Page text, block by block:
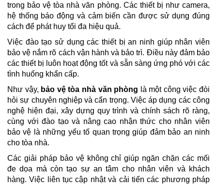
trong bảo vệ tòa nhà văn phòng. Các thiết bị như camera,
hệ thống báo động và cảm biến cần được sử dụng đúng
cách để phát huy tối đa hiệu quả.
Việc đào tạo sử dụng các thiết bị an ninh giúp nhân viên
bảo vệ nắm rõ cách vận hành và bảo trì. Điều này đảm bảo
các thiết bị luôn hoạt động tốt và sẵn sàng ứng phó với các
tình huống khẩn cấp.
Như vậy, bảo vệ tòa nhà văn phòng là một công việc đòi
hỏi sự chuyên nghiệp và cẩn trọng. Việc áp dụng các công
nghệ hiện đại, xây dựng quy trình và chính sách rõ ràng,
cùng với đào tạo và nâng cao nhận thức cho nhân viên
bảo vệ là những yếu tố quan trọng giúp đảm bảo an ninh
cho tòa nhà.
Các giải pháp bảo vệ không chỉ giúp ngăn chặn các mối
đe dọa mà còn tạo sự an tâm cho nhân viên và khách
hàng. Việc liên tục cập nhật và cải tiến các phương pháp